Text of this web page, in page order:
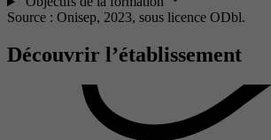
Source : Onisep, 2023, sous licence ODbl.
Découvrir l’établissement